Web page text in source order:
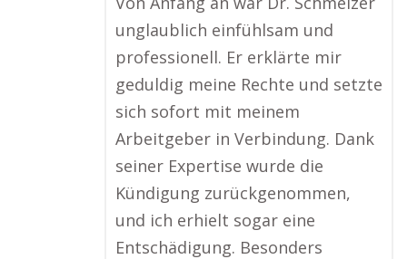
unglaublich einfühlsam und
professionell. Er erklärte mir
geduldig meine Rechte und setzte
sich sofort mit meinem
Arbeitgeber in Verbindung. Dank
seiner Expertise wurde die
Kündigung zurückgenommen,
und ich erhielt sogar eine
Entschädigung. Besonders